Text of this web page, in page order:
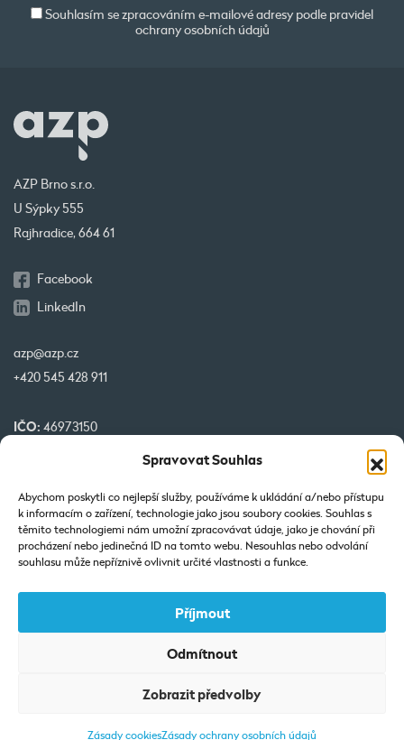
Spravovat Souhlas
Abychom poskytli co nejlepší služby, používáme k ukládání a/nebo přístupu
k informacím o zařízení, technologie jako jsou soubory cookies. Souhlas s
těmito technologiemi nám umožní zpracovávat údaje, jako je chování při
procházení nebo jedinečná ID na tomto webu. Nesouhlas nebo odvolání
souhlasu může nepříznivě ovlivnit určité vlastnosti a funkce.
Příjmout
Odmítnout
Zobrazit předvolby
Zásady cookiesZásady ochrany osobních údajů
Souhlasím se zpracováním e-mailové adresy podle pravidel
ochrany osobních údajů
AZP Brno s.r.o.
U Sýpky 555
Rajhradice, 664 61
Facebook
LinkedIn
azp@azp.cz
+420 545 428 911
IČO: 46973150
Naše projekty spolufinancované EU